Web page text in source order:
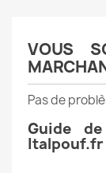
VOUS
Pas de
Guide
Italpouf.fr